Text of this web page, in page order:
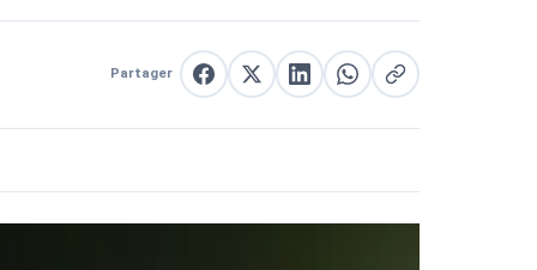
Partager Partager sur Facebook
Partager sur XPartager sur LinkedIn
Partager sur WhatsApp
Copier le lien